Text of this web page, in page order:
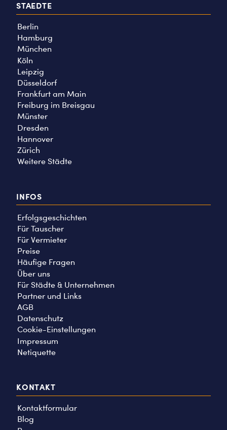
STAEDTE
Berlin
Hamburg
München
Köln
Leipzig
Düsseldorf
Frankfurt am Main
Freiburg im Breisgau
Münster
Dresden
Hannover
Zürich
Weitere Städte
INFOS
Erfolgsgeschichten
Für Tauscher
Für Vermieter
Preise
Häufige Fragen
Über uns
Für Städte & Unternehmen
Partner und Links
AGB
Datenschutz
Cookie-Einstellungen
Impressum
Netiquette
KONTAKT
Kontaktformular
Blog